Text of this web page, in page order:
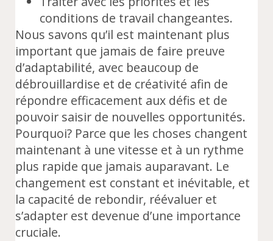
conditions de travail changeantes.
Nous savons qu’il est maintenant plus
important que jamais de faire preuve
d’adaptabilité, avec beaucoup de
débrouillardise et de créativité afin de
répondre efficacement aux défis et de
pouvoir saisir de nouvelles opportunités.
Pourquoi? Parce que les choses changent
maintenant à une vitesse et à un rythme
plus rapide que jamais auparavant. Le
changement est constant et inévitable, et
la capacité de rebondir, réévaluer et
s’adapter est devenue d’une importance
cruciale.